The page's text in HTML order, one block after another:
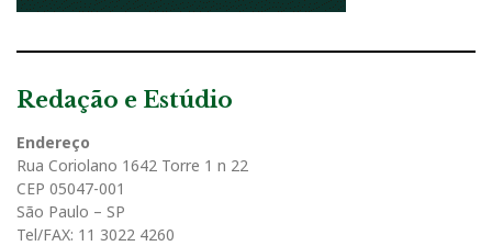
Redação e Estúdio
Endereço
Rua Coriolano 1642 Torre 1 n 22
CEP 05047-001
São Paulo – SP
Tel/FAX: 11 3022 4260